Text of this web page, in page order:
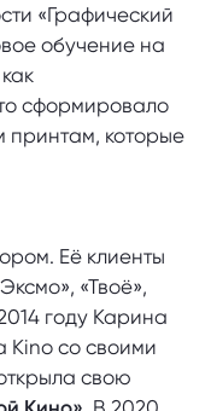
«Графический
обучение на
сформировало
принтам, которые
Её клиенты
«Твоё»,
году Карина
Kino со своими
свою